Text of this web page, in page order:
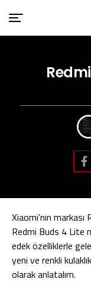
Xiaomi’nin
Redmi Buds 4 Lite
edek özelliklerle
yeni ve renkli
olarak anlatalım.